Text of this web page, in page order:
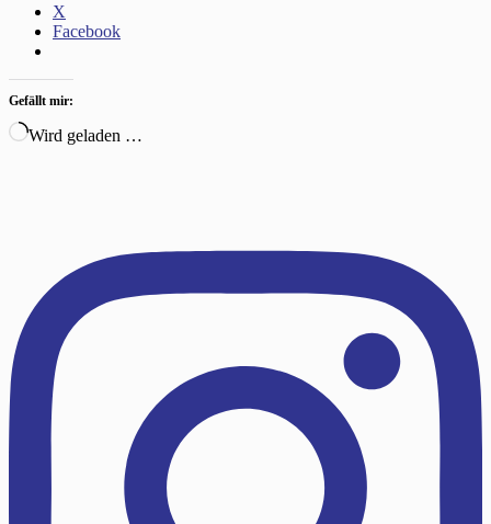
X
Facebook
Gefällt mir:
Wird geladen …